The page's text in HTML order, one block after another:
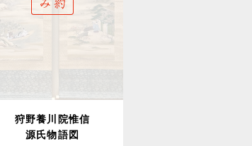
狩野養川院惟信
源氏物語図